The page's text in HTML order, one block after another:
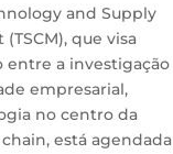
and Supply
que visa
entre a investigação
empresarial,
no centro da
está agendada